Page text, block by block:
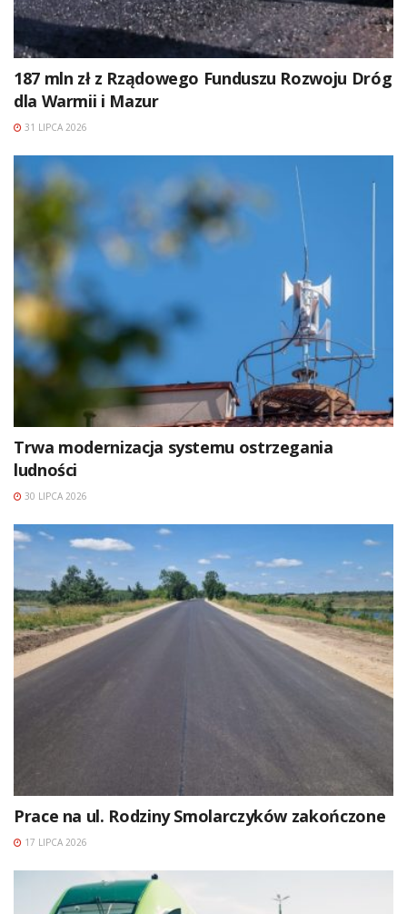
187 mln zł z Rządowego Funduszu Rozwoju Dróg
dla Warmii i Mazur
31 LIPCA 2026
Trwa modernizacja systemu ostrzegania
ludności
30 LIPCA 2026
Prace na ul. Rodziny Smolarczyków zakończone
17 LIPCA 2026